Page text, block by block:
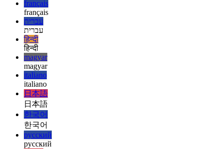
esperanto
español
español
français
français
עברית
עברית
हिन्दी
हिन्दी
magyar
magyar
italiano
italiano
日本語
日本語
한국어